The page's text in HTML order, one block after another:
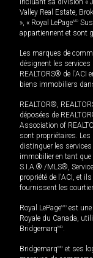
incluant sa division «
Valley Real Estate,
», « Royal LePageMD
appartiennent et sont
Les marques de
désignent les
REALTORS® de l'ACI
biens immobiliers
REALTOR®,
déposées de
Association of
sont propriétaires. Les
distinguer les
immobilier en tant
S.I.A.® /MLS®,
propriété de l'ACI, et
fournissent les
Royal LePageMD est
Royale du Canada,
BridgemarqMD.
BridgemarqMD et ses